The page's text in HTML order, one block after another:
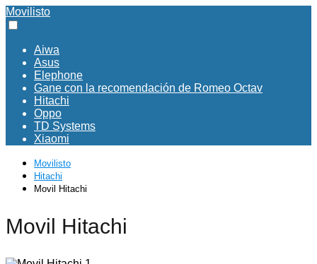
Movilisto
Aiwa
Asus
Elephone
Gane con la recomendación de Romeo Octav
Hitachi
Oppo
TD Systems
Xiaomi
Movilisto
Hitachi
Movil Hitachi
Movil Hitachi